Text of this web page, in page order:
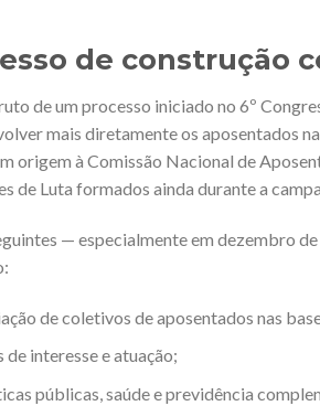
de construção
de um processo iniciado no 6º
mais diretamente os aposentados
origem à Comissão Nacional de
de Luta formados ainda durante a
— especialmente em dezembro
de coletivos de aposentados nas
interesse e atuação;
públicas, saúde e previdência